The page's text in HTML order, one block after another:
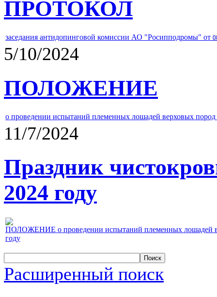
ПРОТОКОЛ
заседания антидопинговой комиссии АО "Росипподромы" от
5/10/2024
ПОЛОЖЕНИЕ
о проведении испытаний племенных лошадей верховых
11/7/2024
Праздник
2024 году
ПОЛОЖЕНИЕ о проведении испытаний племенных лошадей
году
Расширенный поиск